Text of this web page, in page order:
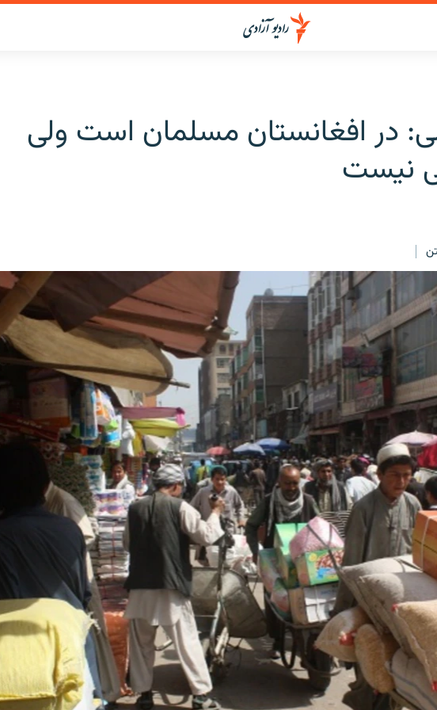
در افغانستان مسلمان است ولی
نیست